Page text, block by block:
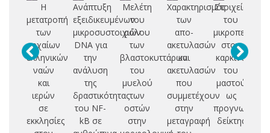
Η
μετατροπή
των
αρχαίων
ελληνικών
ναών
και
ιερών
σε
εκκλησίες
Ανάπτυξη
εξειδικευμένων
μικροσυστοιχιών
DNA για
την
ανάλυση
της
δραστικότητας
του NF-
kB σε
Μελέτη
του
ρόλου
των
βλαστοκυττάρων
του
μυελού
των
οστών
στην
Χαρακτηρισμός
των
απο-
ακετυλασών
και
ακετυλασών
που
συμμετέχουν
στην
μεταγραφή
Στοιχεία
του
στον
καρκίνο
του
μαστού
ως
προγνωστικός
δείκτης